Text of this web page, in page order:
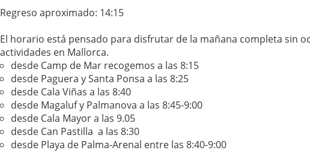
Regreso aproximado: 14:15
El horario está pensado para disfrutar de la mañana completa sin
actividades en Mallorca.
desde Camp de Mar recogemos a las 8:15
desde Paguera y Santa Ponsa a las 8:25
desde Cala Viñas a las 8:40
desde Magaluf y Palmanova a las 8:45-9:00
desde Cala Mayor a las 9.05
desde Can Pastilla a las 8:30
desde Playa de Palma-Arenal entre las 8:40-9:00